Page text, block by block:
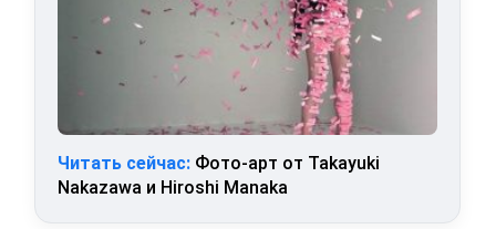
Читать сейчас: Фото-арт от Takayuki
Nakazawa и Hiroshi Manaka